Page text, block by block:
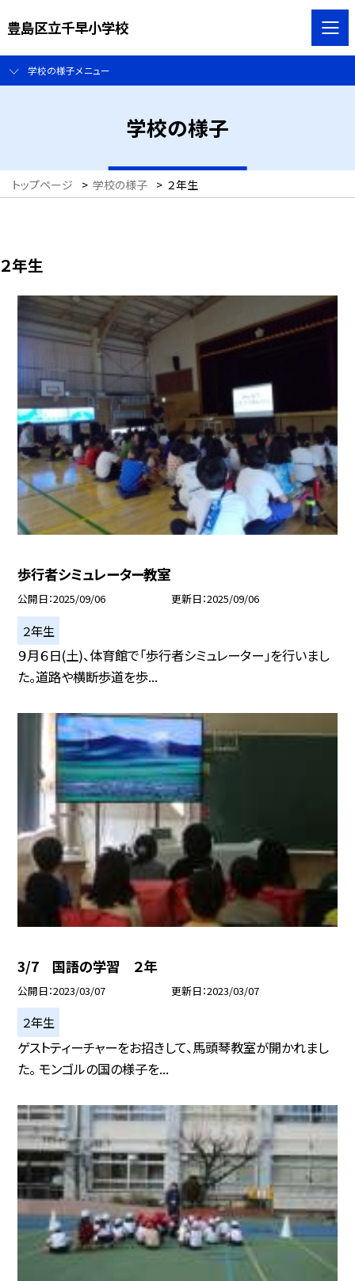
豊島区立千早小学校
学校の様子メニュー
学校の様子
トップページ > 学校の様子 > ２年生
２年生
歩行者シミュレーター教室
公開日 2025/09/06 更新日 2025/09/06
２年生
９月６日(土)、体育館で「歩行者シミュレーター」を行いまし
た。道路や横断歩道を歩...
3/7 国語の学習 ２年
公開日 2023/03/07 更新日 2023/03/07
２年生
ゲストティーチャーをお招きして、馬頭琴教室が開かれまし
た。 モンゴルの国の様子を...